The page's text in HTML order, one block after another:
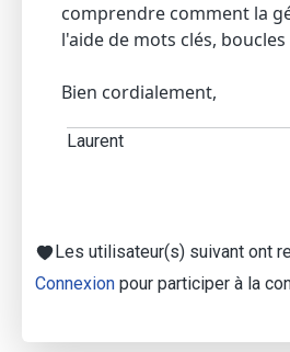
comprendre comment la
l'aide de mots clés,
Bien cordialement,
Laurent
Les utilisateur(s) suivant ont
Connexion pour participer à la